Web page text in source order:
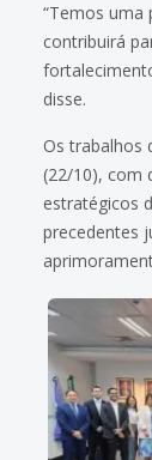
“Temos uma
contribuirá
disse.
Os trabalhos
(22/10), com
estratégicos
precedentes